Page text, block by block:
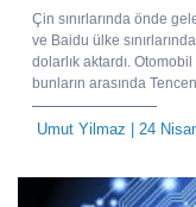
Çin sınırlarında önde
ve Baidu ülke
dolarlık aktardı.
bunların arasında
Umut Yilmaz | 24